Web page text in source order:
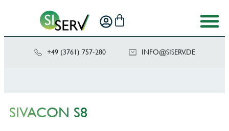
+49 (3761) 757-280 ED.VRE
SIS@OF
NI
SIVACON S8